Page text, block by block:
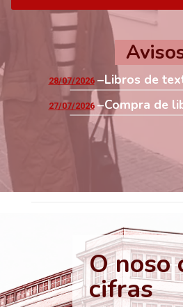
28/07/2026 Libros de
27/07/2026 Compra de
O noso
cifras